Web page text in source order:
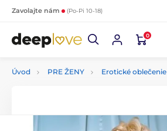
Zavolajte nám (Po-Pi 10-18)
0
Úvod PRE ŽENY Erotické oblečenie